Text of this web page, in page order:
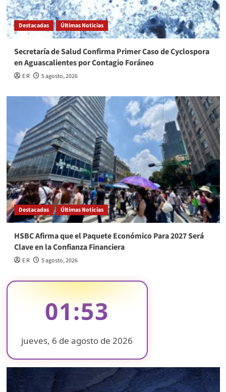
Destacadas Últimas Noticias
Secretaría de Salud Confirma Primer Caso de Cyclospora
en Aguascalientes por Contagio Foráneo
E R 5 agosto, 2026
Destacadas Últimas Noticias
HSBC Afirma que el Paquete Económico Para 2027 Será
Clave en la Confianza Financiera
E R 5 agosto, 2026
01:53
jueves, 6 de agosto de 2026
❄
❄
❄
❄